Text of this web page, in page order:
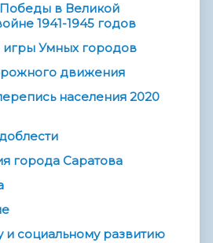
в Великой
1941-1945 годов
игры Умных городов
движения
населения 2020
города Саратова
и социальному развитию